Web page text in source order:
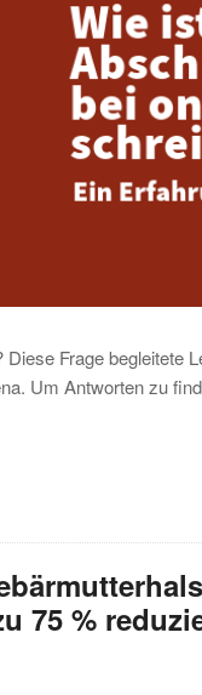
Frage begleitete
Um Antworten zu
75 %